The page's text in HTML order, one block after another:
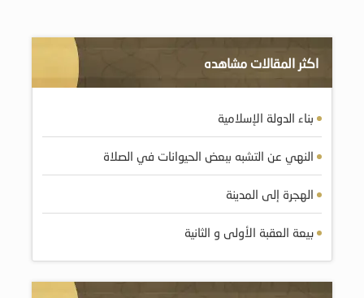
اكثر المقالات مشاهده
بناء الدولة الإسلامية
النهي عن التشبه ببعض الحيوانات في الصلاة
الهجرة إلى المدينة
بيعة العقبة الأولى و الثانية